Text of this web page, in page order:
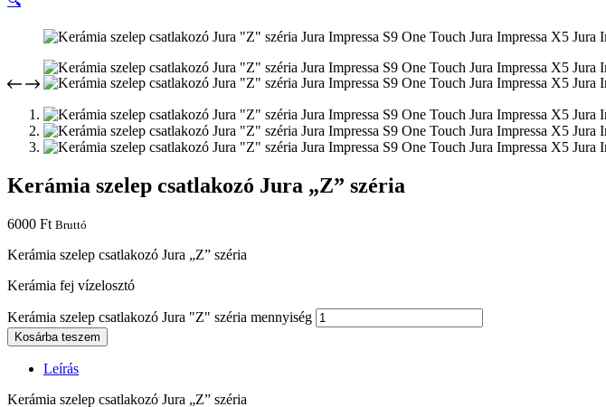
Kerámia szelep csatlakozó Jura „Z” széria
6000 Ft Bruttó
Kerámia szelep csatlakozó Jura „Z” széria
Kerámia fej vízelosztó
Kerámia szelep csatlakozó Jura "Z" széria mennyiség
Kosárba teszem
Leírás
Kerámia szelep csatlakozó Jura „Z” széria